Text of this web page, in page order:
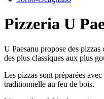
Pizzeria U
U Paesanu propose des
des plus classiques aux plus
Les pizzas sont préparées
traditionnelle au feu de bois.